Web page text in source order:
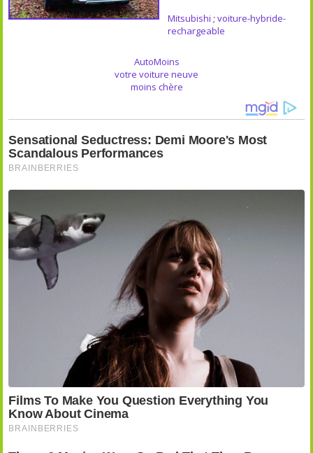
Mitsubishi ; voiture-hybride-
rechargeable
AutoMoins
votre voiture neuve
moins chère